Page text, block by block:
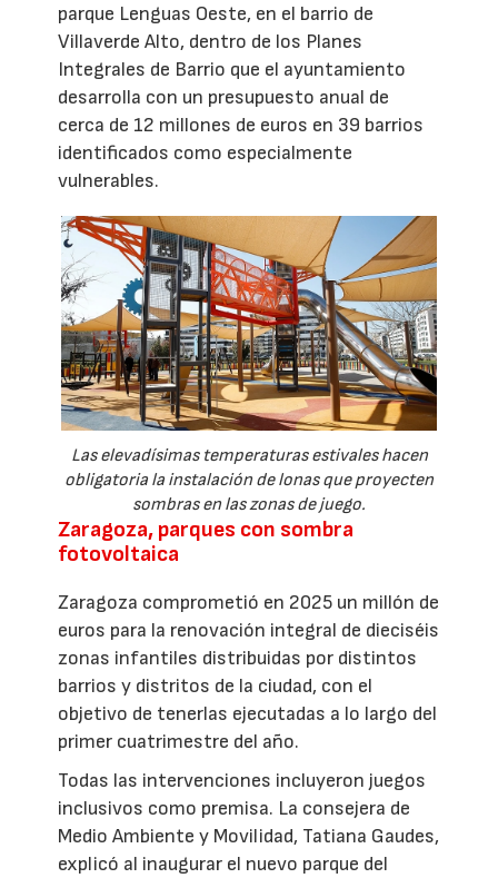
parque Lenguas Oeste, en el barrio de
Villaverde Alto, dentro de los Planes
Integrales de Barrio que el ayuntamiento
desarrolla con un presupuesto anual de
cerca de 12 millones de euros en 39 barrios
identificados como especialmente
vulnerables.
Las elevadísimas temperaturas estivales hacen
obligatoria la instalación de lonas que proyecten
sombras en las zonas de juego.
Zaragoza, parques con sombra
fotovoltaica
Zaragoza comprometió en 2025 un millón de
euros para la renovación integral de dieciséis
zonas infantiles distribuidas por distintos
barrios y distritos de la ciudad, con el
objetivo de tenerlas ejecutadas a lo largo del
primer cuatrimestre del año.
Todas las intervenciones incluyeron juegos
inclusivos como premisa. La consejera de
Medio Ambiente y Movilidad, Tatiana Gaudes,
explicó al inaugurar el nuevo parque del